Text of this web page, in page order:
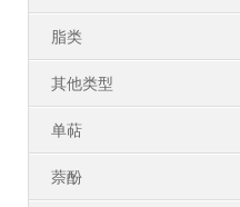
脂类
其他类型
单萜
萘酚